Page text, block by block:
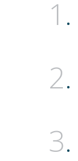
1
2
3